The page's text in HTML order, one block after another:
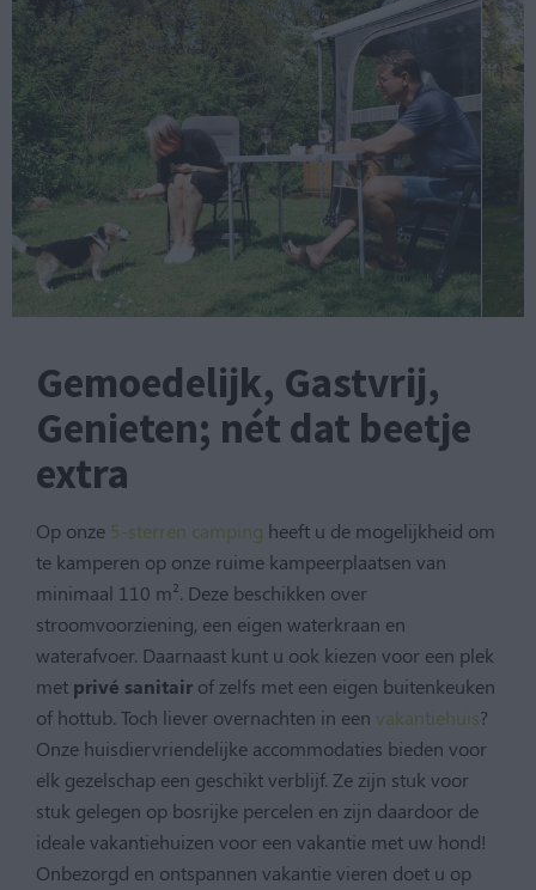
Gemoedelijk, Gastvrij,
Genieten; nét dat beetje
extra
Op onze 5-sterren camping heeft u de mogelijkheid om
te kamperen op onze ruime kampeerplaatsen van
minimaal 110 m². Deze beschikken over
stroomvoorziening, een eigen waterkraan en
waterafvoer. Daarnaast kunt u ook kiezen voor een plek
met privé sanitair of zelfs met een eigen buitenkeuken
of hottub. Toch liever overnachten in eenvakantiehuis?
Onze huisdiervriendelijke accommodaties bieden voor
elk gezelschap een geschikt verblijf. Ze zijn stuk voor
stuk gelegen op bosrijke percelen en zijn daardoor de
ideale vakantiehuizen voor een vakantie met uw hond!
Onbezorgd en ontspannen vakantie vieren doet u op